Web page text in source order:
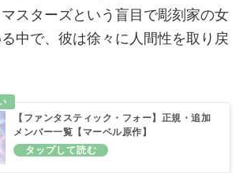
スターズという盲目で彫刻家の女
中で、彼は徐々に人間性を取り戻
【ファンタスティック・フォー】正規・追加
メンバー一覧【マーベル原作】